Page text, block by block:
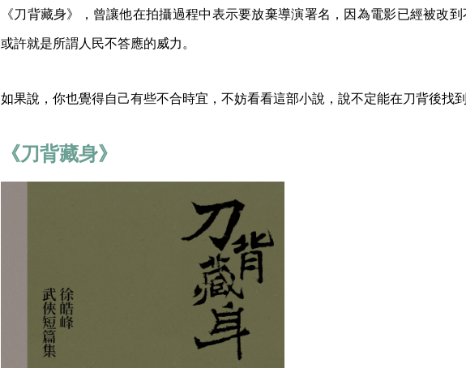
《刀背藏身》，曾讓他在拍攝過程中表示要放棄導演署名，因為電影已經被改
或許就是所謂人民不答應的威力。
如果說，你也覺得自己有些不合時宜，不妨看看這部小說，說不定能在刀背後找
《刀背藏身》